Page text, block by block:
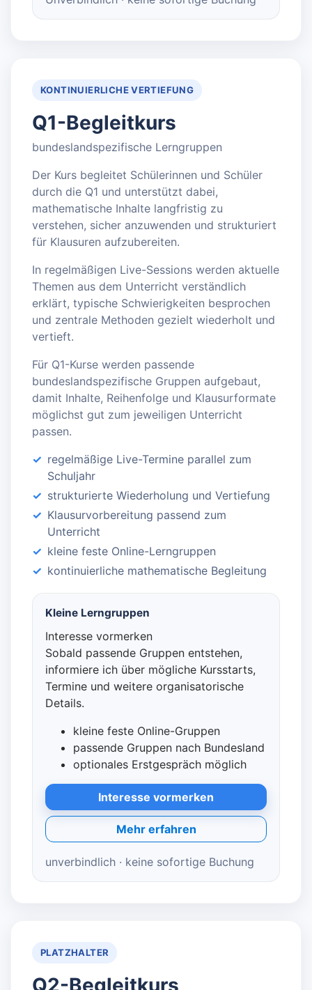
KONTINUIERLICHE VERTIEFUNG
Q1-Begleitkurs
bundeslandspezifische Lerngruppen
Der Kurs begleitet Schülerinnen und Schüler
durch die Q1 und unterstützt dabei,
mathematische Inhalte langfristig zu
verstehen, sicher anzuwenden und strukturiert
für Klausuren aufzubereiten.
In regelmäßigen Live-Sessions werden aktuelle
Themen aus dem Unterricht verständlich
erklärt, typische Schwierigkeiten besprochen
und zentrale Methoden gezielt wiederholt und
vertieft.
Für Q1-Kurse werden passende
bundeslandspezifische Gruppen aufgebaut,
damit Inhalte, Reihenfolge und Klausurformate
möglichst gut zum jeweiligen Unterricht
passen.
regelmäßige Live-Termine parallel zum
Schuljahr
strukturierte Wiederholung und Vertiefung
Klausurvorbereitung passend zum
Unterricht
kleine feste Online-Lerngruppen
kontinuierliche mathematische Begleitung
Kleine Lerngruppen
Interesse vormerken
Sobald passende Gruppen entstehen,
informiere ich über mögliche Kursstarts,
Termine und weitere organisatorische
Details.
kleine feste Online-Gruppen
passende Gruppen nach Bundesland
optionales Erstgespräch möglich
Interesse vormerken
Mehr erfahren
unverbindlich · keine sofortige Buchung
PLATZHALTER
Q2-Begleitkurs